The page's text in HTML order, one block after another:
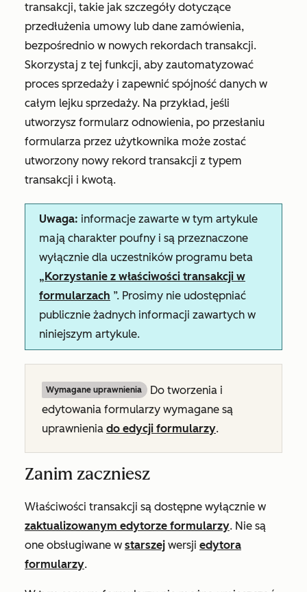
transakcji, takie jak szczegóły dotyczące
przedłużenia umowy lub dane zamówienia,
bezpośrednio w nowych rekordach transakcji.
Skorzystaj z tej funkcji, aby zautomatyzować
proces sprzedaży i zapewnić spójność danych w
całym lejku sprzedaży. Na przykład, jeśli
utworzysz formularz odnowienia, po przesłaniu
formularza przez użytkownika może zostać
utworzony nowy rekord transakcji z typem
transakcji i kwotą.
Uwaga: informacje zawarte w tym artykule
mają charakter poufny i są przeznaczone
wyłącznie dla uczestników programu beta
„Korzystanie z właściwości transakcji w
formularzach ”. Prosimy nie udostępniać
publicznie żadnych informacji zawartych w
niniejszym artykule.
Wymagane uprawnienia
Do tworzenia i
edytowania formularzy wymagane są
uprawnienia do edycji formularzy.
Zanim zaczniesz
Właściwości transakcji są dostępne wyłącznie w
zaktualizowanym edytorze formularzy. Nie są
one obsługiwane w starszej wersji edytora
formularzy.